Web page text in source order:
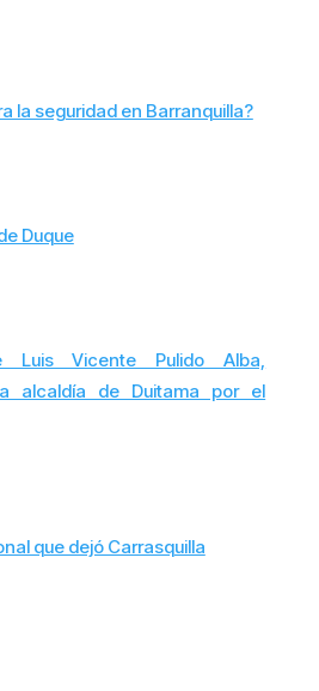
la seguridad en Barranquilla?
Duque
Luis Vicente Pulido Alba,
alcaldía de Duitama por el
que dejó Carrasquilla